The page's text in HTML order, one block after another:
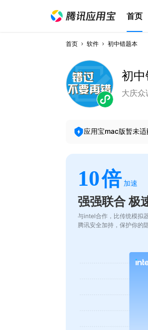
首页
首页 软件 初中错题本
初
大庆众
应用宝mac版暂未
10倍 加速
强强联合 极
与intel合作，比传统模拟
腾讯安全加持，保护你的